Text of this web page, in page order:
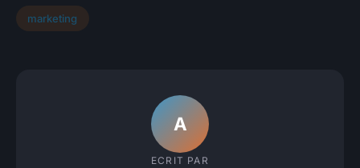
marketing
A
ECRIT PAR